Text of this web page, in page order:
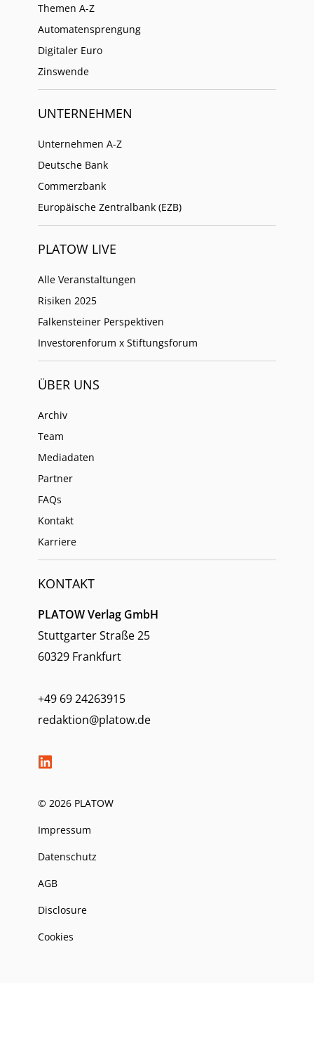
Themen A-Z
Automatensprengung
Digitaler Euro
Zinswende
UNTERNEHMEN
Unternehmen A-Z
Deutsche Bank
Commerzbank
Europäische Zentralbank (EZB)
PLATOW LIVE
Alle Veranstaltungen
Risiken 2025
Falkensteiner Perspektiven
Investorenforum x Stiftungsforum
ÜBER UNS
Archiv
Team
Mediadaten
Partner
FAQs
Kontakt
Karriere
KONTAKT
PLATOW Verlag GmbH
Stuttgarter Straße 25
60329 Frankfurt
+49 69 24263915
redaktion@platow.de
© 2026 PLATOW
Impressum
Datenschutz
AGB
Disclosure
Cookies